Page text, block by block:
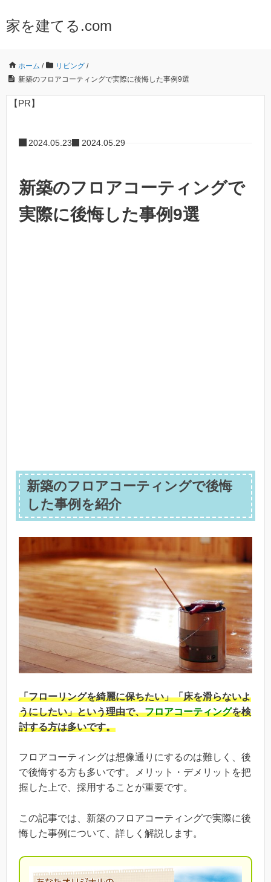
家を建てる.com
ホーム / リビング /
新築のフロアコーティングで実際に後悔した事例9選
【PR】
2024.05.23 2024.05.29
新築のフロアコーティングで
実際に後悔した事例9選
新築のフロアコーティングで後悔
した事例を紹介
「フローリングを綺麗に保ちたい」「床を滑らないよ
うにしたい」という理由で、フロアコーティングを検
討する方は多いです。
フロアコーティングは想像通りにするのは難しく、後
で後悔する方も多いです。メリット・デメリットを把
握した上で、採用することが重要です。
この記事では、新築のフロアコーティングで実際に後
悔した事例について、詳しく解説します。